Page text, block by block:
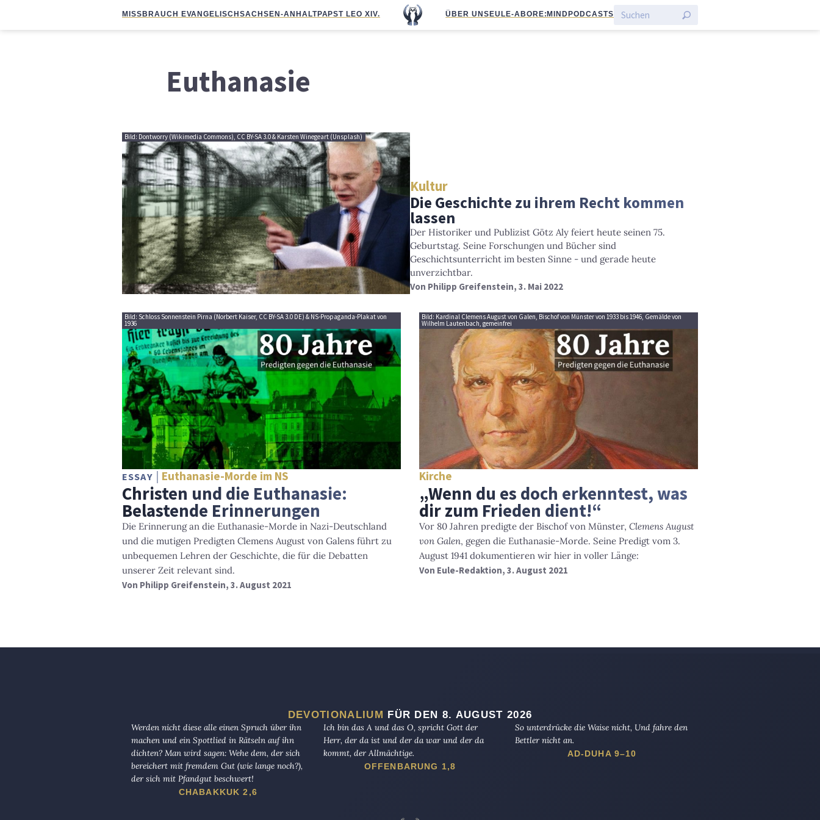
MISSBRAUCH EVANGELISCHSACHSEN-ANHALTPAPST LEO XIV. ÜBER UNS EULE-ABO RE:MIND PODCASTS
Euthanasie
Bild: Dontworry (Wikimedia Commons), CC BY-SA 3.0 & Karsten Winegeart (Unsplash)
Kultur
Die Geschichte zu ihrem Recht kommen
lassen
Der Historiker und Publizist Götz Aly feiert heute seinen 75.
Geburtstag. Seine Forschungen und Bücher sind
Geschichtsunterricht im besten Sinne - und gerade heute
unverzichtbar.
Von Philipp Greifenstein, 3. Mai 2022
Bild: Schloss Sonnenstein Pirna (Norbert Kaiser, CC BY-SA 3.0 DE) & NS-Propaganda-Plakat von
1936
ESSAY Euthanasie-Morde im NS
Christen und die Euthanasie:
Belastende Erinnerungen
Die Erinnerung an die Euthanasie-Morde in Nazi-Deutschland
und die mutigen Predigten Clemens August von Galens führt zu
unbequemen Lehren der Geschichte, die für die Debatten
unserer Zeit relevant sind.
Von Philipp Greifenstein, 3. August 2021
Bild: Kardinal Clemens August von Galen, Bischof von Münster von 1933 bis 1946, Gemälde von
Wilhelm Lautenbach, gemeinfrei
Kirche
„Wenn du es doch erkenntest, was
dir zum Frieden dient!“
Vor 80 Jahren predigte der Bischof von Münster, Clemens August
von Galen, gegen die Euthanasie-Morde. Seine Predigt vom 3.
August 1941 dokumentieren wir hier in voller Länge:
Von Eule-Redaktion, 3. August 2021
DEVOTIONALIUM
FÜR DEN 8. AUGUST 2026
Werden nicht diese alle einen Spruch über ihn
machen und ein Spottlied in Rätseln auf ihn
dichten? Man wird sagen: Wehe dem, der sich
bereichert mit fremdem Gut (wie lange noch?),
der sich mit Pfandgut beschwert!
CHABAKKUK 2,6
Ich bin das A und das O, spricht Gott der
Herr, der da ist und der da war und der da
kommt, der Allmächtige.
OFFENBARUNG 1,8
So unterdrücke die Waise nicht, Und fahre den
Bettler nicht an.
AD-DUHA 9–10